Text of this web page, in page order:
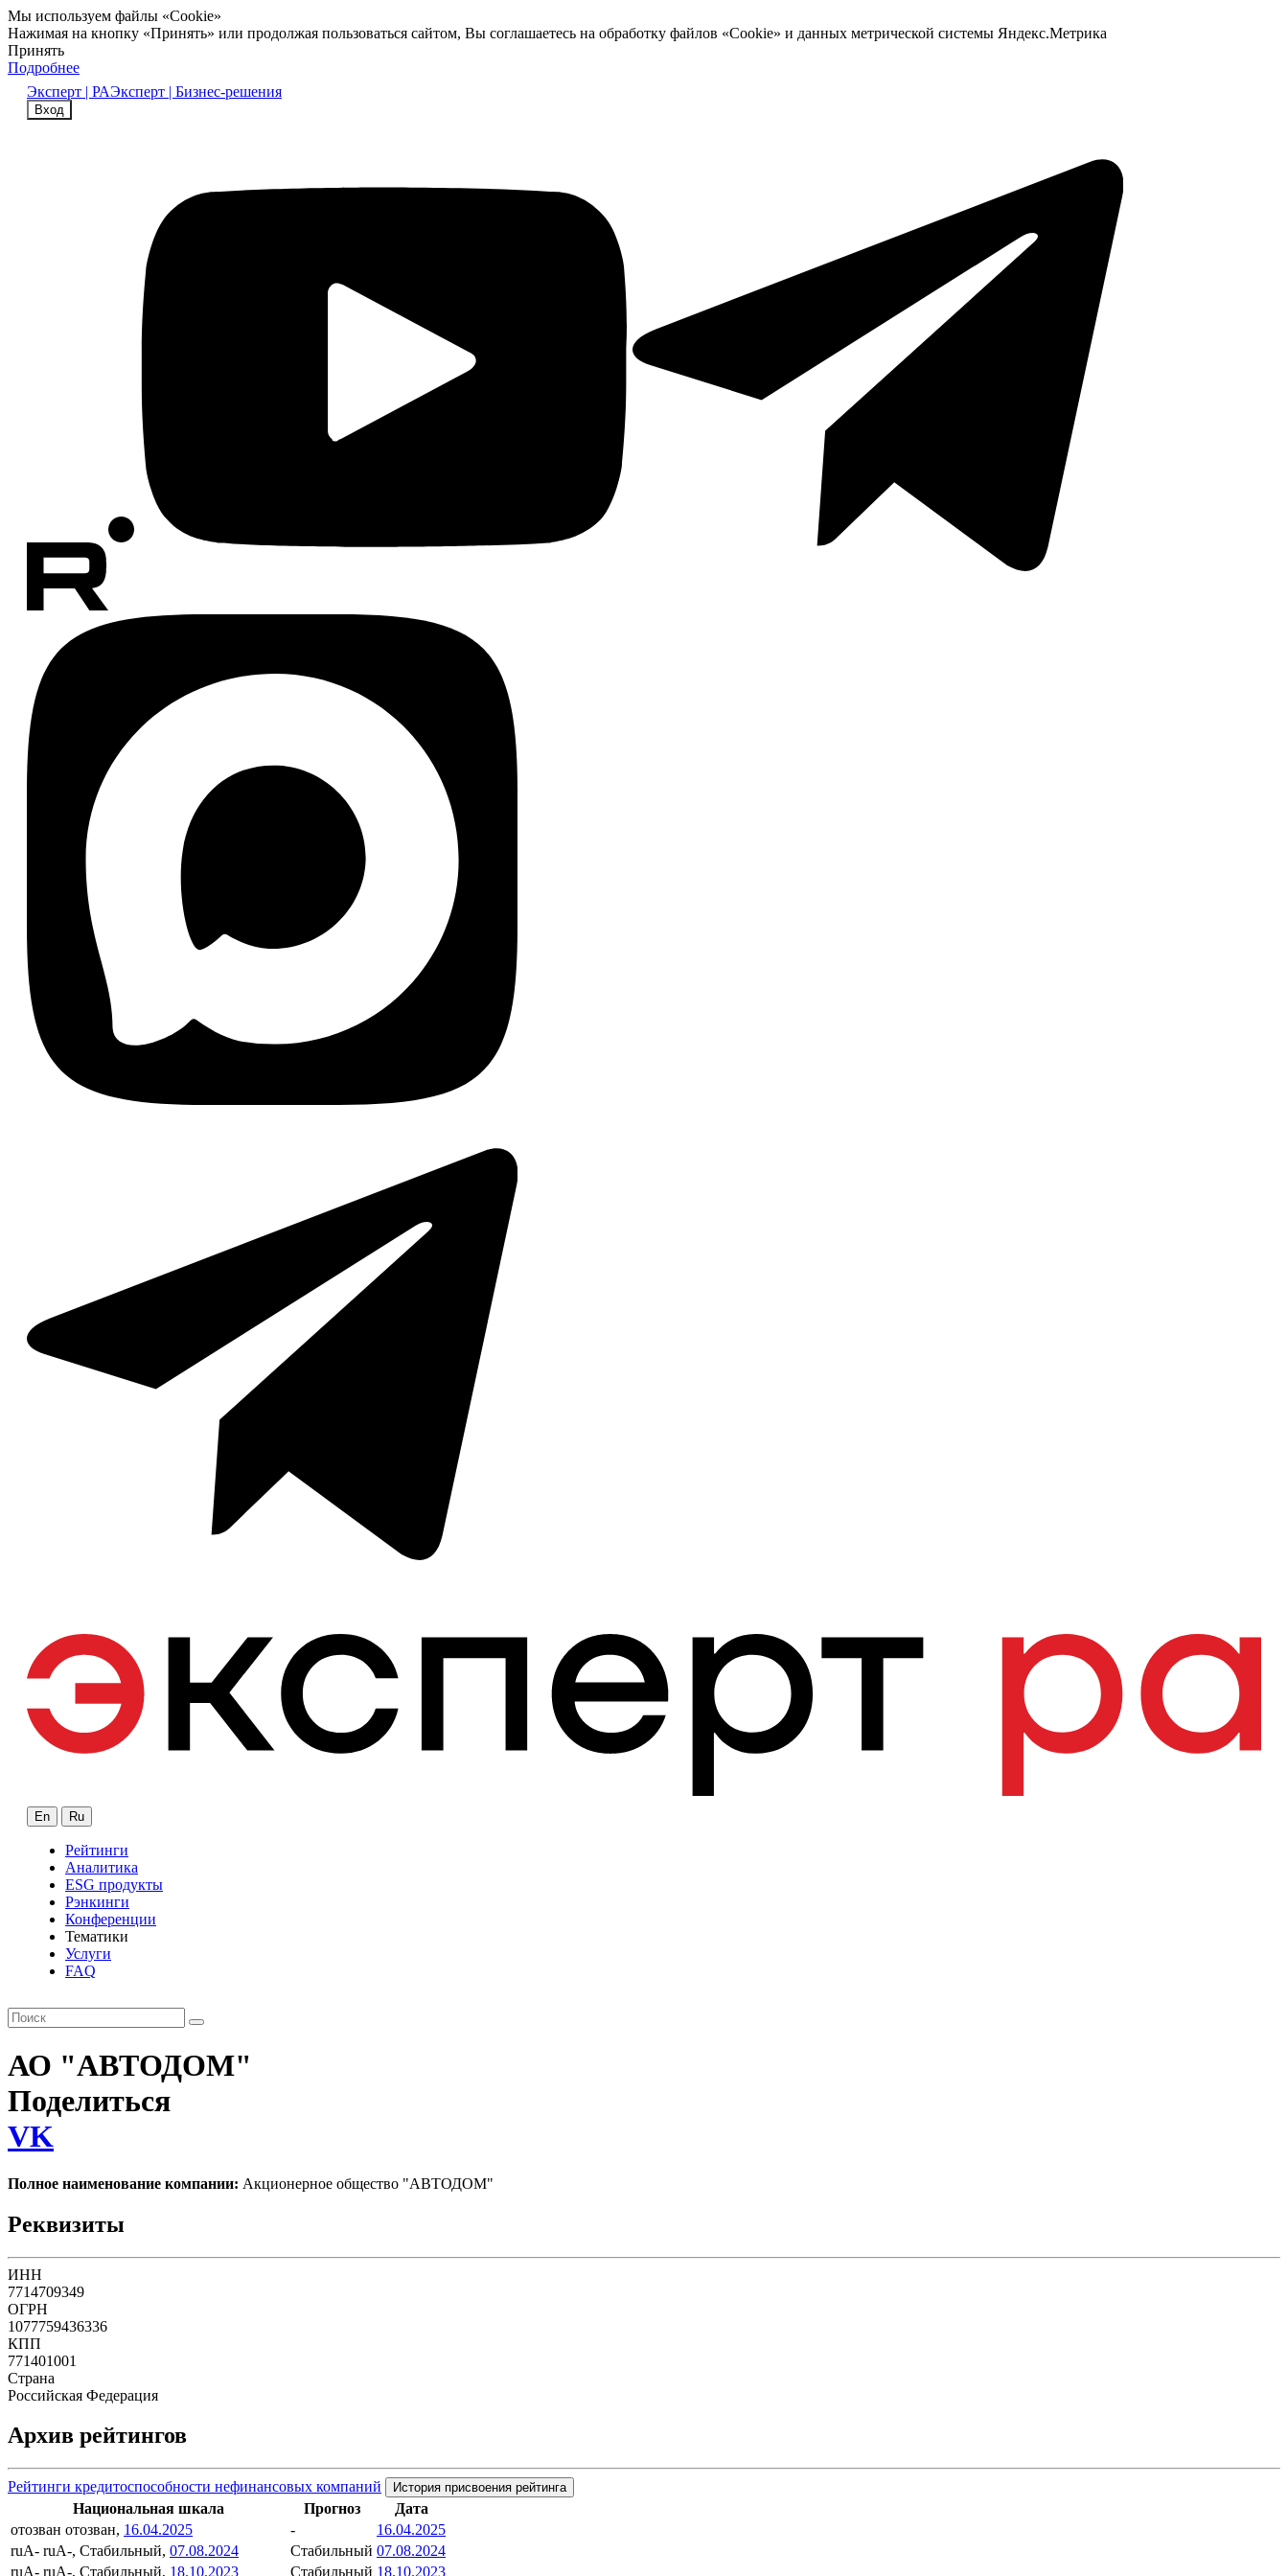
Мы используем файлы «Cookie»
Нажимая на кнопку «Принять» или продолжая пользоваться сайтом, Вы соглашаетесь на обработку файлов «Cookie» и данных метрической системы Яндекс.Метрика
Принять
Подробнее
Эксперт | РАЭксперт | Бизнес-решения
Вход
En Ru
Рейтинги
Аналитика
ESG продукты
Рэнкинги
Конференции
Тематики
Услуги
FAQ
АО "АВТОДОМ"
Поделиться
VK
Полное наименование компании: Акционерное общество "АВТОДОМ"
Реквизиты
ИНН
7714709349
ОГРН
1077759436336
КПП
771401001
Страна
Российская Федерация
Архив рейтингов
Рейтинги кредитоспособности нефинансовых компаний История присвоения рейтинга
Национальная шкала Прогноз
Дата
отозван отозван, 16.04.2025 -
16.04.2025
ruA- ruA-, Стабильный, 07.08.2024 Стабильный 07.08.2024
ruA- ruA-, Стабильный, 18.10.2023 Стабильный 18.10.2023